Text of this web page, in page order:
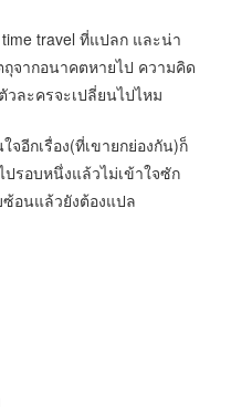
time travel ที่แปลก และน่า
จากอนาคตหายไป ความคิด
ละครจะเปลี่ยนไปไหม
จอีกเรื่อง(ที่เขายกย่องกัน)ก็
รอบหนึ่งแล้วไม่เข้าใจซัก
ซ้อนแล้วยังต้องแปล